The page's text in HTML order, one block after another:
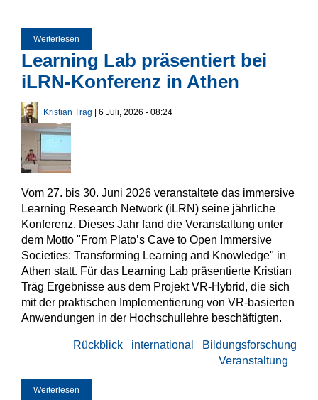
Weiterlesen
Learning Lab präsentiert bei
iLRN-Konferenz in Athen
Kristian Träg | 6 Juli, 2026 - 08:24
Vom 27. bis 30. Juni 2026 veranstaltete das immersive
Learning Research Network (iLRN) seine jährliche
Konferenz. Dieses Jahr fand die Veranstaltung unter
dem Motto "From Plato’s Cave to Open Immersive
Societies: Transforming Learning and Knowledge" in
Athen statt. Für das Learning Lab präsentierte Kristian
Träg Ergebnisse aus dem Projekt VR-Hybrid, die sich
mit der praktischen Implementierung von VR-basierten
Anwendungen in der Hochschullehre beschäftigten.
Bildungsforschung
international
Rückblick
Veranstaltung
Weiterlesen